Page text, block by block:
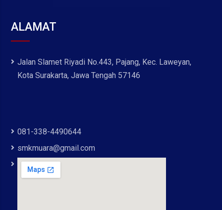
ALAMAT
Jalan Slamet Riyadi No.443, Pajang, Kec. Laweyan,
Kota Surakarta, Jawa Tengah 57146
081-338-4490644
smkmuara@gmail.com